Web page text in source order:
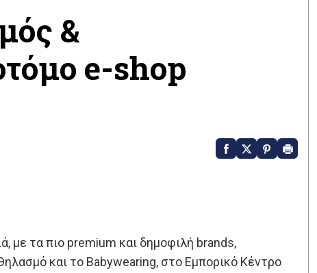
&
e-shop
με τα πιο premium και δημοφιλή brands,
και το Babywearing, στο Εμπορικό Κέντρο